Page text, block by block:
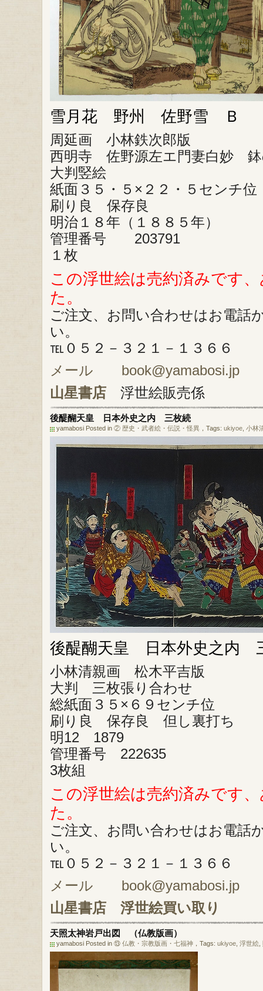
雪月花 野州 佐野雪 Ｂ
周延画 小林鉄次郎版
西明寺 佐野源左エ門妻白妙 鉢
大判竪絵
紙面３５・５×２２・５センチ位
刷り良 保存良
明治１８年（１８８５年）
管理番号 203791
１枚
この浮世絵は売約済みです
た。
ご注文、お問い合わせはお電話
い。
℡０５２－３２１－１３６６
メール book@yamabosi.jp
山星書店 浮世絵販売係
後醍醐天皇 日本外史之内 三枚続
yamabosi Posted in ② 歴史・武者絵・伝説・怪異 ，Tags: ukiyoe 小林
後醍醐天皇 日本外史之内
小林清親画 松木平吉版
大判 三枚張り合わせ
総紙面３５×６９センチ位
刷り良 保存良 但し裏打ち
明12 1879
管理番号 222635
3枚組
この浮世絵は売約済みです
た。
ご注文、お問い合わせはお電話
い。
℡０５２－３２１－１３６６
メール book@yamabosi.jp
山星書店
浮世絵買い取り
天照太神岩戸出図 （仏教版画）
yamabosi Posted in ⑬ 仏教・宗教版画・七福神 ，Tags: ukiyoe 浮世絵